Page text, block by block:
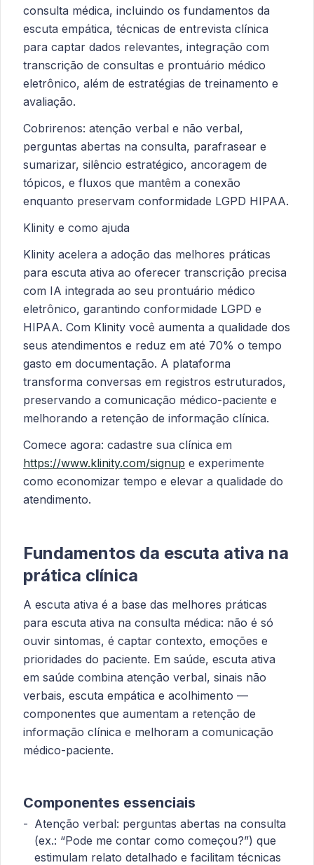
consulta médica, incluindo os fundamentos da
escuta empática, técnicas de entrevista clínica
para captar dados relevantes, integração com
transcrição de consultas e prontuário médico
eletrônico, além de estratégias de treinamento e
avaliação.
Cobrirenos: atenção verbal e não verbal,
perguntas abertas na consulta, parafrasear e
sumarizar, silêncio estratégico, ancoragem de
tópicos, e fluxos que mantêm a conexão
enquanto preservam conformidade LGPD HIPAA.
Klinity e como ajuda
Klinity acelera a adoção das melhores práticas
para escuta ativa ao oferecer transcrição precisa
com IA integrada ao seu prontuário médico
eletrônico, garantindo conformidade LGPD e
HIPAA. Com Klinity você aumenta a qualidade dos
seus atendimentos e reduz em até 70% o tempo
gasto em documentação. A plataforma
transforma conversas em registros estruturados,
preservando a comunicação médico-paciente e
melhorando a retenção de informação clínica.
Comece agora: cadastre sua clínica em
https://www.klinity.com/signup e experimente
como economizar tempo e elevar a qualidade do
atendimento.
Fundamentos da escuta ativa na
prática clínica
A escuta ativa é a base das melhores práticas
para escuta ativa na consulta médica: não é só
ouvir sintomas, é captar contexto, emoções e
prioridades do paciente. Em saúde, escuta ativa
em saúde combina atenção verbal, sinais não
verbais, escuta empática e acolhimento —
componentes que aumentam a retenção de
informação clínica e melhoram a comunicação
médico-paciente.
Componentes essenciais
Atenção verbal: perguntas abertas na consulta
(ex.: “Pode me contar como começou?”) que
estimulam relato detalhado e facilitam técnicas